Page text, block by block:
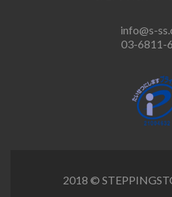
info@s-
03-6811-
2018 ©